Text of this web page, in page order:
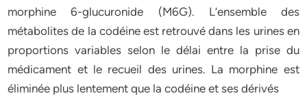
morphine 6-glucuronide (M6G). L’ensemble des
métabolites de la codéine est retrouvé dans les urines en
proportions variables selon le délai entre la prise du
médicament et le recueil des urines. La morphine est
éliminée plus lentement que la codéine et ses dérivés